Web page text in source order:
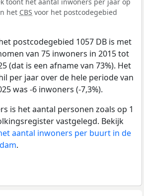
het CBS voor het postcodegebied
postcodegebied 1057 DB is met
van 75 inwoners in 2015 tot
(dat is een afname van 73%). Het
per jaar over de hele periode van
was -6 inwoners (-7,3%).
is het aantal personen zoals op 1
vastgelegd. Bekijk
aantal inwoners per buurt in de
.